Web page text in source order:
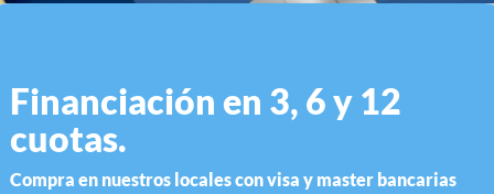
Financiación en 3, 6 y 12
cuotas.
Compra en nuestros locales con visa y master bancarias